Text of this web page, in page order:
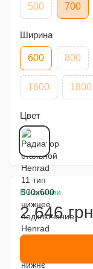
500 700
Ширина
600 800
1600 1800
Цвет
В наличии
2 646 грн